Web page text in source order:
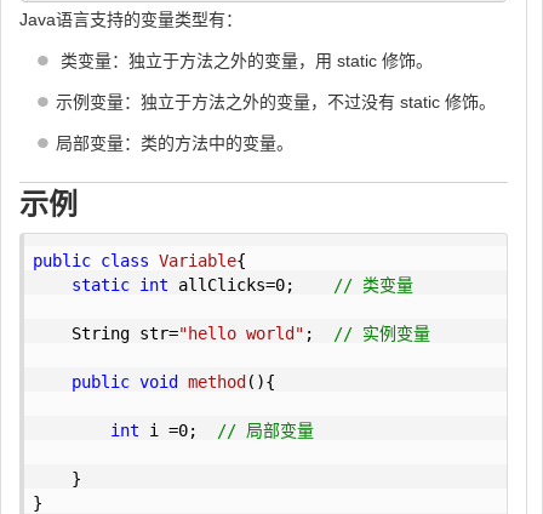
Java语言支持的变量类型有：
类变量：独立于方法之外的变量，用 static 修饰。
示例变量：独立于方法之外的变量，不过没有 static 修饰。
局部变量：类的方法中的变量。
示例
public class Variable{
static int allClicks=0; // 类变量
String str="hello world" ; // 实例变量
public void method(){
int i =0; // 局部变量
}
}